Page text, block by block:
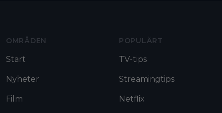
OMRÅDEN
Start
Nyheter
Film
POPULÄRT
TV-tips
Streamingtips
Netflix